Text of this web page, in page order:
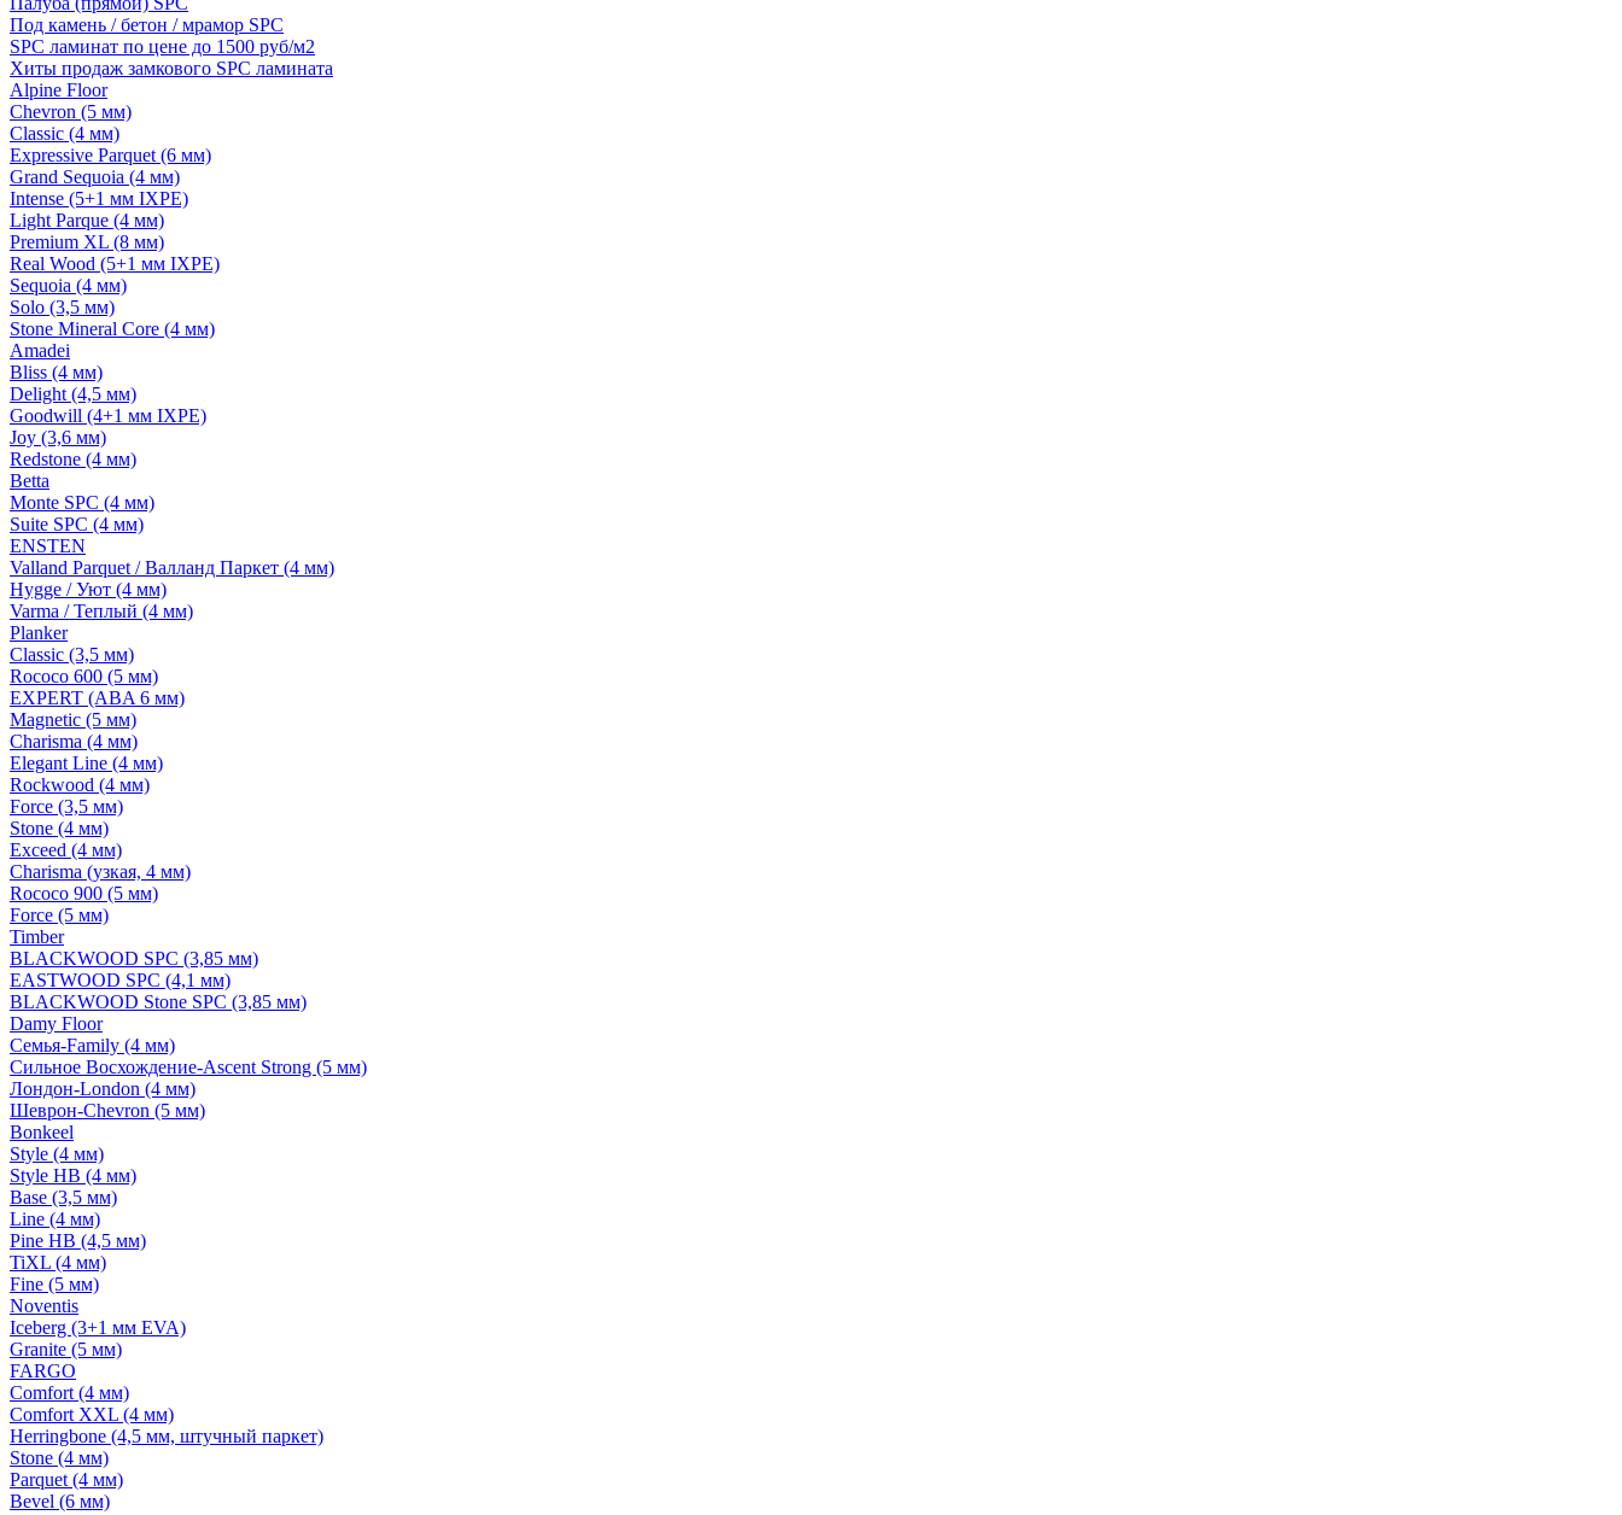
Под камень / бетон / мрамор SPC
SPC ламинат по цене до 1500 руб/м2
Хиты продаж замкового SPC ламината
Alpine Floor
Chevron (5 мм)
Classic (4 мм)
Expressive Parquet (6 мм)
Grand Sequoia (4 мм)
Intense (5+1 мм IXPE)
Light Parque (4 мм)
Premium XL (8 мм)
Real Wood (5+1 мм IXPE)
Sequoia (4 мм)
Solo (3,5 мм)
Stone Mineral Core (4 мм)
Amadei
Bliss (4 мм)
Delight (4,5 мм)
Goodwill (4+1 мм IXPE)
Joy (3,6 мм)
Redstone (4 мм)
Betta
Monte SPC (4 мм)
Suite SPC (4 мм)
ENSTEN
Valland Parquet / Валланд Паркет (4 мм)
Hygge / Уют (4 мм)
Varma / Теплый (4 мм)
Planker
Classic (3,5 мм)
Rococo 600 (5 мм)
EXPERT (ABA 6 мм)
Magnetic (5 мм)
Charisma (4 мм)
Elegant Line (4 мм)
Rockwood (4 мм)
Force (3,5 мм)
Stone (4 мм)
Exceed (4 мм)
Charisma (узкая, 4 мм)
Rococo 900 (5 мм)
Force (5 мм)
Timber
BLACKWOOD SPC (3,85 мм)
EASTWOOD SPC (4,1 мм)
BLACKWOOD Stone SPC (3,85 мм)
Damy Floor
Семья-Family (4 мм)
Сильное Восхождение-Ascent Strong (5 мм)
Лондон-London (4 мм)
Шеврон-Chevron (5 мм)
Bonkeel
Style (4 мм)
Style HB (4 мм)
Base (3,5 мм)
Line (4 мм)
Pine HB (4,5 мм)
TiXL (4 мм)
Fine (5 мм)
Noventis
Iceberg (3+1 мм EVA)
Granite (5 мм)
FARGO
Comfort (4 мм)
Comfort XXL (4 мм)
Herringbone (4,5 мм, штучный паркет)
Stone (4 мм)
Parquet (4 мм)
Bevel (6 мм)